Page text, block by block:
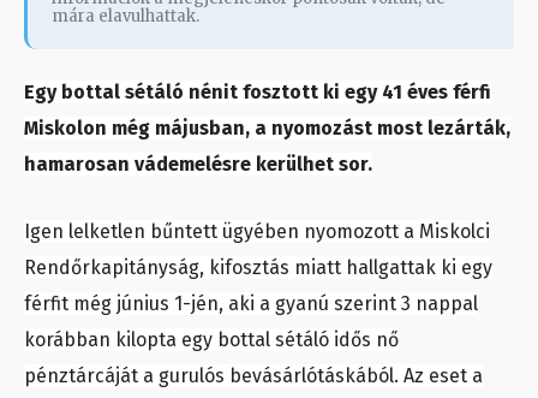
mára elavulhattak.
Egy bottal sétáló nénit fosztott ki egy 41 éves férfi
Miskolon még májusban, a nyomozást most lezárták,
hamarosan vádemelésre kerülhet sor.
Igen lelketlen bűntett ügyében nyomozott a Miskolci
Rendőrkapitányság, kifosztás miatt hallgattak ki egy
férfit még június 1-jén, aki a gyanú szerint 3 nappal
korábban kilopta egy bottal sétáló idős nő
pénztárcáját a gurulós bevásárlótáskából. Az eset a